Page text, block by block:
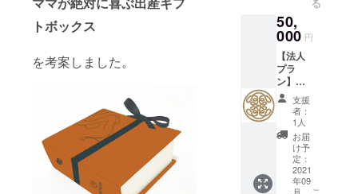
トボックス
を考案しました。
ンプラ
ンをご
提案さ
せてい
ただき
ます。
その
後、継
続的に
支援す
ること
が可能
な方向
性が見
Superm
odel
product
ion2019
日本代
表、世
界大会
優勝
ショー
、広告
を中心
に活動
しなが
ら、現
50,
000 円
【法人
プラ
ン】
BONDY
&gift内
特設
ページ
にてギ
フト商
品の紹
支援
者：
1人
お届
け予
定：
2021
年09
月